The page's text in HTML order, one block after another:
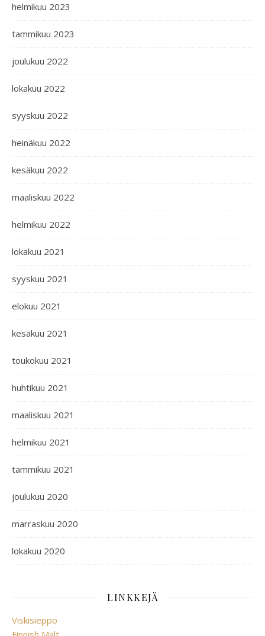
helmikuu 2023
tammikuu 2023
joulukuu 2022
lokakuu 2022
syyskuu 2022
heinäkuu 2022
kesäkuu 2022
maaliskuu 2022
helmikuu 2022
lokakuu 2021
syyskuu 2021
elokuu 2021
kesäkuu 2021
toukokuu 2021
huhtikuu 2021
maaliskuu 2021
helmikuu 2021
tammikuu 2021
joulukuu 2020
marraskuu 2020
lokakuu 2020
LINKKEJÄ
Viskisieppo